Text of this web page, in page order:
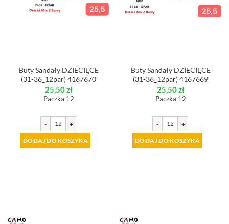
Buty Sandały DZIECIĘCE
(31-36_12par) 4167670
25,50zł
Paczka 12
- +
DODAJ DO KOSZYKA
Buty Sandały DZIECIĘCE
(31-36_12par) 4167669
25,50zł
Paczka 12
- +
DODAJ DO KOSZYKA